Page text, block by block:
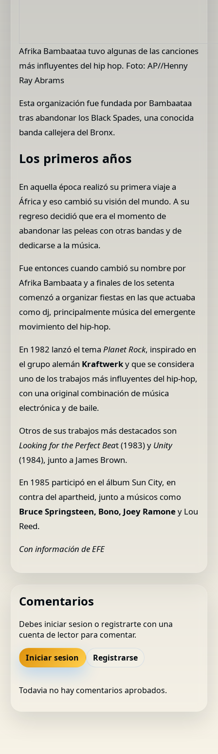
Afrika Bambaataa tuvo algunas de las canciones
más influyentes del hip hop. Foto: AP//Henny
Ray Abrams
Esta organización fue fundada por Bambaataa
tras abandonar los Black Spades, una conocida
banda callejera del Bronx.
Los primeros años
En aquella época realizó su primera viaje a
África y eso cambió su visión del mundo. A su
regreso decidió que era el momento de
abandonar las peleas con otras bandas y de
dedicarse a la música.
Fue entonces cuando cambió su nombre por
Afrika Bambaata y a finales de los setenta
comenzó a organizar fiestas en las que actuaba
como dj, principalmente música del emergente
movimiento del hip-hop.
En 1982 lanzó el temaPlanet Rock, inspirado en
el grupo alemán Kraftwerky que se considera
uno de los trabajos más influyentes del hip-hop,
con una original combinación de música
electrónica y de baile.
Otros de sus trabajos más destacados son
Looking for the Perfect Beat (1983) y Unity
(1984), junto a James Brown.
En 1985 participó en el álbum Sun City, en
contra del apartheid, junto a músicos como
Bruce Springsteen, Bono, Joey Ramoney Lou
Reed.
Con información de EFE
Comentarios
Debes iniciar sesion o registrarte con una
cuenta de lector para comentar.
Iniciar sesion Registrarse
Todavia no hay comentarios aprobados.